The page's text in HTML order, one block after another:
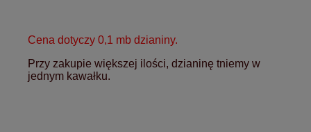
Cena dotyczy 0,1 mb dzianiny.
Przy zakupie większej ilości, dzianinę tniemy w
jednym kawałku.